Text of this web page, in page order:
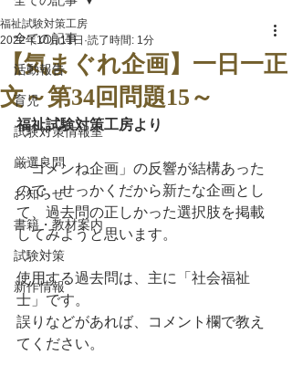
全ての記事
活動報告
育児
試験対策情報室
厳選良問
お知らせ
書籍・教材案内
試験対策
新作情報
【気まぐれ企画】一日一正
文～第34回問題15～
福祉試験対策工房
2022年10月11日 読了時間: 1分
福祉試験対策工房より
「ゴメンね企画」の反響が結構あった
ので、せっかくだから新たな企画とし
て、過去問の正しかった選択肢を掲載
してみようと思います。
使用する過去問は、主に「社会福祉
士」です。
誤りなどがあれば、コメント欄で教え
てください。